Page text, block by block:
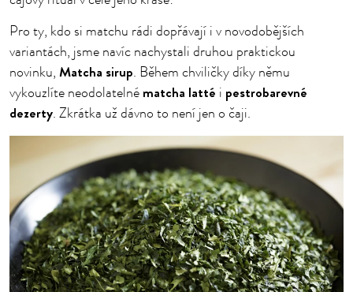
Pro ty, kdo si matchu rádi dopřávají i v novodobějších
variantách, jsme navíc nachystali druhou praktickou
novinku, Matcha sirup. Během chviličky díky němu
vykouzlíte neodolatelné matcha latté i pestrobarevné
dezerty. Zkrátka už dávno to není jen o čaji.